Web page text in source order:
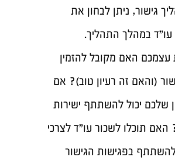
גישור, ניתן לבחון את
במהלך התהליך.
האם מקובל להזמין
(והאם זה רעיון טוב)? אם
שלכם יכול להשתתף ישירות
האם תוכלו לשכור עו"ד לצרכי
בפגישות הגישור